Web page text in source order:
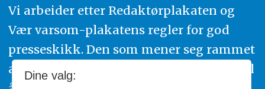
Vi arbeider etter Redaktørplakaten og
Vær varsom-plakatens regler for god
presseskikk. Den som mener seg rammet
av urettmessig publisering, oppfordres til
Dine valg: